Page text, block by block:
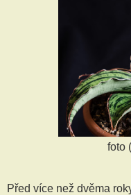
foto
Před více než dvěma